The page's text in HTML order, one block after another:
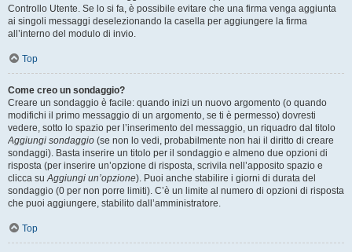
Controllo Utente. Se lo si fa, è possibile evitare che una firma venga aggiunta
ai singoli messaggi deselezionando la casella per aggiungere la firma
all’interno del modulo di invio.
Top
Come creo un sondaggio?
Creare un sondaggio è facile: quando inizi un nuovo argomento (o quando
modifichi il primo messaggio di un argomento, se ti è permesso) dovresti
vedere, sotto lo spazio per l’inserimento del messaggio, un riquadro dal titolo
Aggiungi sondaggio (se non lo vedi, probabilmente non hai il diritto di creare
sondaggi). Basta inserire un titolo per il sondaggio e almeno due opzioni di
risposta (per inserire un’opzione di risposta, scrivila nell’apposito spazio e
clicca suAggiungi un’opzione). Puoi anche stabilire i giorni di durata del
sondaggio (0 per non porre limiti). C’è un limite al numero di opzioni di risposta
che puoi aggiungere, stabilito dall’amministratore.
Top